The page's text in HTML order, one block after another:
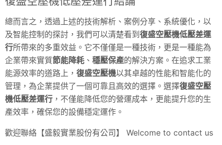
總而言之，透過上述的技術解析、案例分享、系統優化，以
及智能控制的探討，我們可以清楚看到 復盛空壓機低壓差運
行所帶來的多重效益。它不僅僅是一種技術，更是一種能為
企業帶來實質節能降耗 、 穩壓保產的解決方案。在追求工業
能源效率的道路上， 復盛空壓機以其卓越的性能和智能化的
管理，為企業提供了一個可靠且高效的選擇。選擇復盛空壓
機低壓差運行 ，不僅能降低您的營運成本，更能提升您的生
產效率，確保您的設備穩定運作。
歡迎聯絡【盛毅實業股份有公司】 Welcome to contact us